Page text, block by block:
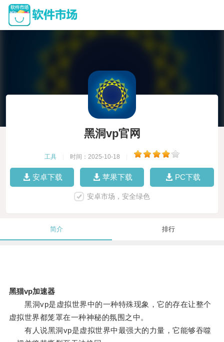
黑洞vp官网
工具 时间：2025-10-18
安卓下载 苹果下载 PC下载
安卓市场，安全绿色
简介 排行
黑猫vp加速器
黑洞vp是虚拟世界中的一种特殊现象，它的存在让整个
虚拟世界都笼罩在一种神秘的氛围之中。
有人说黑洞vp是虚拟世界中最强大的力量，它能够吞噬